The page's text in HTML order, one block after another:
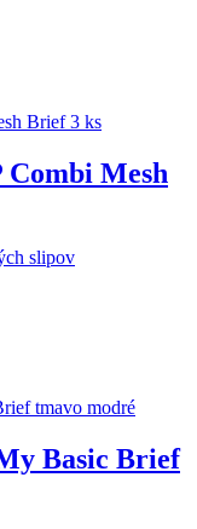
Combi Mesh
slipov
Basic Brief